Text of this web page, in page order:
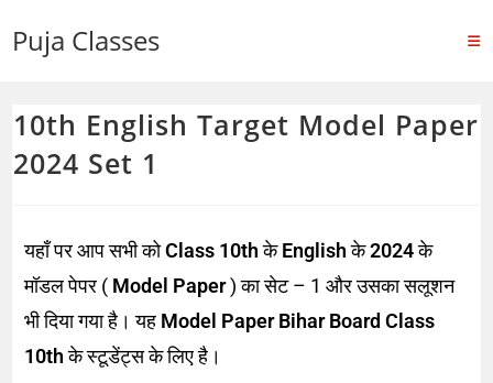
Puja Classes
10th English Target Model Paper
2024 Set 1
यहाँ पर आप सभी कोClass 10thकेEnglishके2024के
मॉडल पेपर ( Model Paper) का सेट – 1 और उसका सलूशन
भी दिया गया है। यह Model Paper Bihar Board Class
10thके स्टूडेंट्स के लिए है।